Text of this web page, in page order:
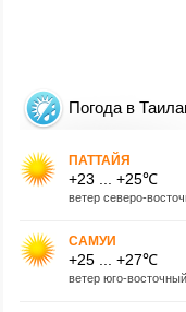
Погода в
ПАТТАЙЯ
+23 ... +25℃
ветер северо-
САМУИ
+25 ... +27℃
ветер юго-